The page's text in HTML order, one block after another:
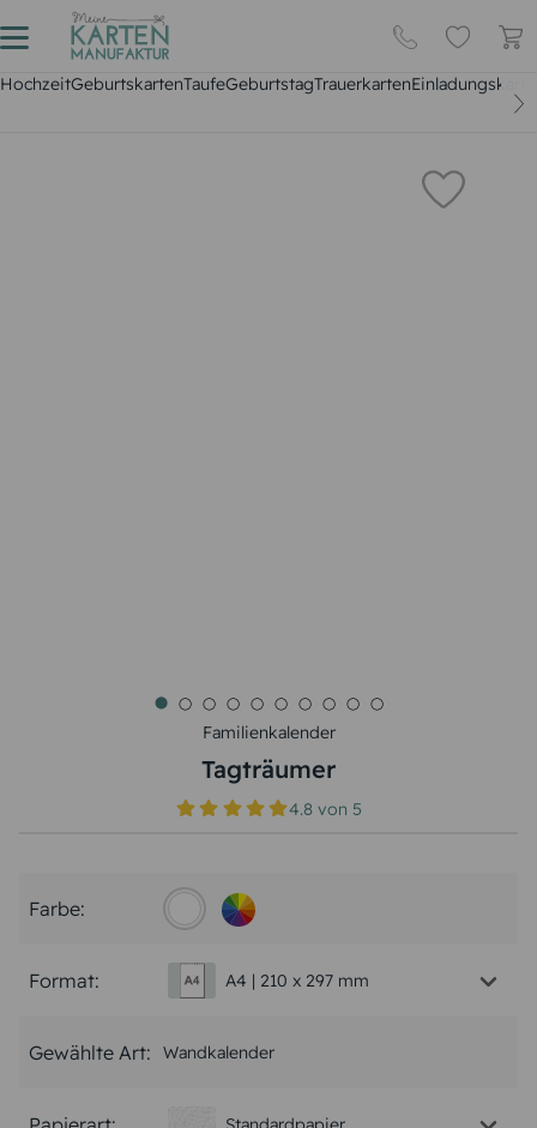
HochzeitGeburtskartenTaufeGeburtstagTrauerkarten
Familienkalender
Tagträumer
4.8 von5
Farbe:
Format: A4 | 210 x 297 mm
Gewählte Art: Wandkalender